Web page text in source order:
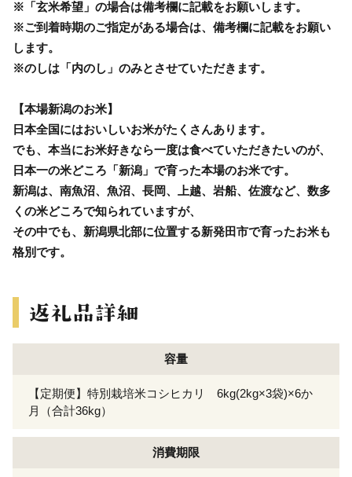
※「玄米希望」の場合は備考欄に記載をお願いします。
※ご到着時期のご指定がある場合は、備考欄に記載をお願い
します。
※のしは「内のし」のみとさせていただきます。
【本場新潟のお米】
日本全国にはおいしいお米がたくさんあります。
でも、本当にお米好きなら一度は食べていただきたいのが、
日本一の米どころ「新潟」で育った本場のお米です。
新潟は、南魚沼、魚沼、長岡、上越、岩船、佐渡など、数多
くの米どころで知られていますが、
その中でも、新潟県北部に位置する新発田市で育ったお米も
格別です。
容量
【定期便】特別栽培米コシヒカリ 6kg(2kg×3袋)×6か
月（合計36kg）
消費期限